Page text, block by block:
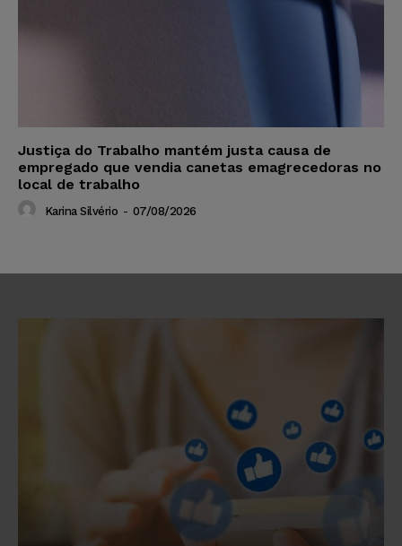
Justiça do Trabalho mantém justa causa de
empregado que vendia canetas emagrecedoras no
local de trabalho
Karina Silvério - 07/08/2026